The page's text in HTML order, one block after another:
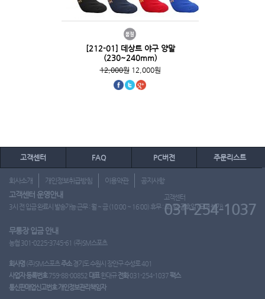
[212-01] 데상트 야구 양말
(230~240mm)
12,000원12,000원
고객센터 FAQ PC버전 주문리스트
회사소개 개인정보취급방침 이용약관 공지사항
고객센터 운영안내
3시 전 입금 완료시 발송가능 근무 : 월 ~ 금 (10:00 ~ 16:00) 휴무 : 토, 일, 공휴일 (도매 불가)
고객센터
031-254-1037
무통장 입금 안내
농협 301-0225-3745-61 (주)SM스포츠
회사명 (주)SM스포츠주소경기도 수원시 장안구 수성로 401
사업자 등록번호759-88-00852 대표한대규 전화031-254-1037팩스
통신판매업신고번호 개인정보관리책임자